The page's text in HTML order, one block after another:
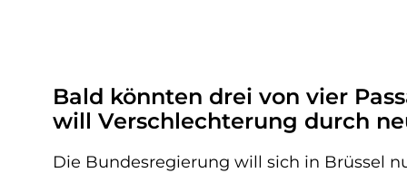
Bald könnten drei von vier
will Verschlechterung durch
Die Bundesregierung will sich in Brüssel